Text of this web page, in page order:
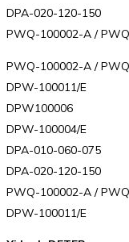
DPA-020-120-150
PWQ-100002-A /
PWQ-100002-A /
DPW-100011/E
DPW100006
DPW-100004/E
DPA-010-060-075
DPA-020-120-150
PWQ-100002-A /
DPW-100011/E